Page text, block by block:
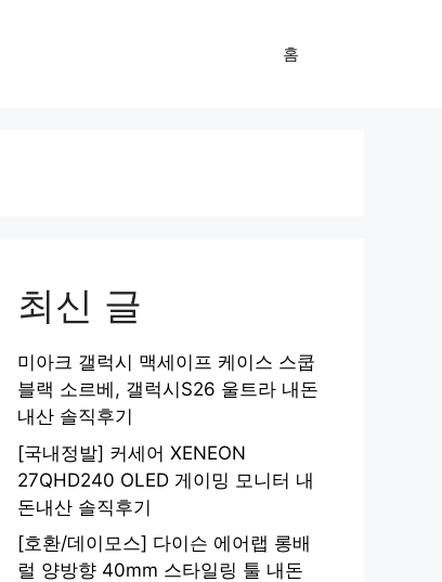
홈
최신 글
미아크 갤럭시 맥세이프 케이스 스쿱
블랙 소르베, 갤럭시S26 울트라 내돈
내산 솔직후기
[국내정발] 커세어 XENEON
27QHD240 OLED 게이밍 모니터 내
돈내산 솔직후기
[호환/데이모스] 다이슨 에어랩 롱배
럴 양방향 40mm 스타일링 툴 내돈